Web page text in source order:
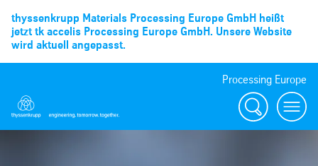
thyssenkrupp Materials Processing Europe GmbH heißt
jetzt tk accelis Processing Europe GmbH. Unsere Website
wird aktuell angepasst.
Processing Europe
Suche
menu